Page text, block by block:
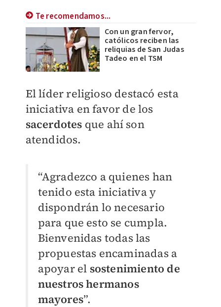
Te recomendamos...
Con un gran fervor,
católicos reciben las
reliquias de San Judas
Tadeo en el TSM
El líder religioso destacó esta
iniciativa en favor de los
sacerdotes que ahí son
atendidos.
“Agradezco a quienes han
tenido esta iniciativa y
dispondrán lo necesario
para que esto se cumpla.
Bienvenidas todas las
propuestas encaminadas a
apoyar el sostenimiento de
nuestros hermanos
mayores”.